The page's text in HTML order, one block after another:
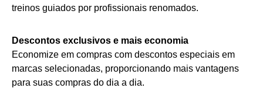
treinos guiados por profissionais renomados.
Descontos exclusivos e mais economia
Economize em compras com descontos especiais em
marcas selecionadas, proporcionando mais vantagens
para suas compras do dia a dia.